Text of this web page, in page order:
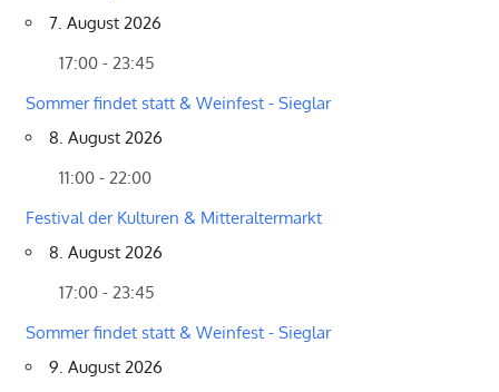
7. August 2026
17:00 - 23:45
Sommer findet statt & Weinfest - Sieglar
8. August 2026
11:00 - 22:00
Festival der Kulturen & Mitteraltermarkt
8. August 2026
17:00 - 23:45
Sommer findet statt & Weinfest - Sieglar
9. August 2026